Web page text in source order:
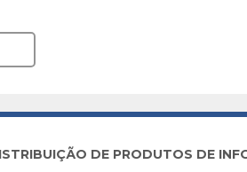
DE PRODUTOS DE